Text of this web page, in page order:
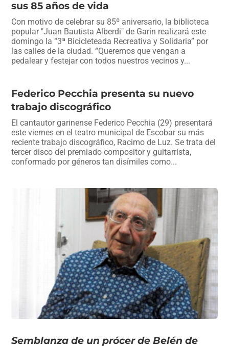
o
o
k
p
p
m
sus 85 años de vida
Con motivo de celebrar su 85º aniversario, la biblioteca
popular "Juan Bautista Alberdi" de Garín realizará este
domingo la “3ª Bicicleteada Recreativa y Solidaria” por
las calles de la ciudad. “Queremos que vengan a
pedalear y festejar con todos nuestros vecinos y...
Federico Pecchia presenta su nuevo
trabajo discográfico
El cantautor garinense Federico Pecchia (29) presentará
este viernes en el teatro municipal de Escobar su más
reciente trabajo discográfico, Racimo de Luz. Se trata del
tercer disco del premiado compositor y guitarrista,
conformado por géneros tan disímiles como...
Semblanza de un prócer de Belén de